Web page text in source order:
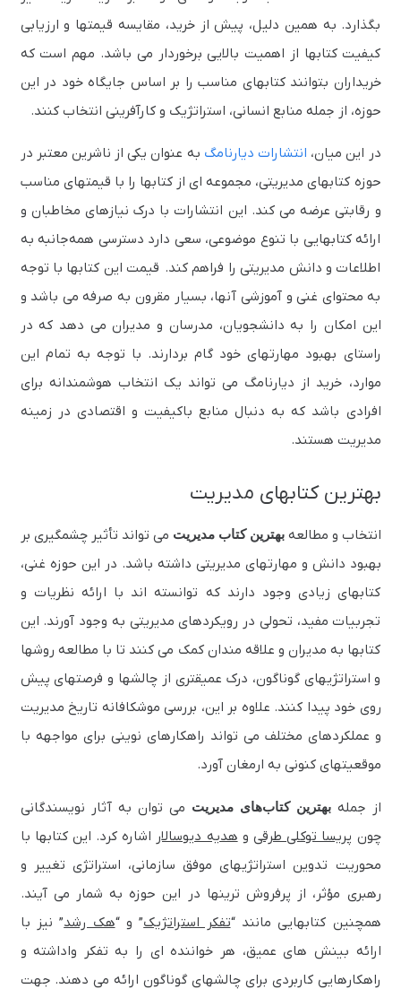
بگذارد. به همین دلیل، پیش از خرید، مقایسه قیمتها و ارزیابی
کیفیت کتابها از اهمیت بالایی برخوردار می باشد. مهم است که
خریداران بتوانند کتابهای مناسب را بر اساس جایگاه خود در این
حوزه، از جمله منابع انسانی، استراتژیک و کارآفرینی انتخاب کنند.
در این میان، انتشارات دیارنامگ به عنوان یکی از ناشرین معتبر در
حوزه کتابهای مدیریتی، مجموعه‌ ای از کتابها را با قیمتهای مناسب
و رقابتی عرضه می‌ کند. این انتشارات با درک نیازهای مخاطبان و
ارائه کتابهایی با تنوع موضوعی، سعی دارد دسترسی همه‌جانبه به
اطلاعات و دانش مدیریتی را فراهم کند. قیمت این کتابها با توجه
به محتوای غنی و آموزشی آنها، بسیار مقرون به صرفه می باشد و
این امکان را به دانشجویان، مدرسان و مدیران می‌ دهد که در
راستای بهبود مهارتهای خود گام بردارند. با توجه به تمام این
موارد، خرید از دیارنامگ می‌ تواند یک انتخاب هوشمندانه برای
افرادی باشد که به دنبال منابع باکیفیت و اقتصادی در زمینه
مدیریت هستند.
بهترین کتابهای مدیریت
انتخاب و مطالعهبهترین کتاب‌ مدیریت می‌ تواند تأثیر چشمگیری بر
بهبود دانش و مهارتهای مدیریتی داشته باشد. در این حوزه غنی،
کتابهای زیادی وجود دارند که توانسته‌ اند با ارائه نظریات و
تجربیات مفید، تحولی در رویکردهای مدیریتی به وجود آورند. این
کتابها به مدیران و علاقه‌ مندان کمک می‌ کنند تا با مطالعه روشها
و استراتژیهای گوناگون، درک عمیقتری از چالشها و فرصتهای پیش‌
روی خود پیدا کنند. علاوه بر این، بررسی موشکافانه تاریخ مدیریت
و عملکردهای مختلف می‌ تواند راهکارهای نوینی برای مواجهه با
موقعیتهای کنونی به ارمغان آورد.
از جملهبهترین کتاب‌های مدیریت می‌ توان به آثار نویسندگانی
چون پریسا توکلی طرقی و هدیه دیوسالار اشاره کرد. این کتابها با
محوریت تدوین استراتژیهای موفق سازمانی، استراتژی تغییر و
رهبری مؤثر، از پرفروش‌ ترینها در این حوزه به شمار می‌ آیند.
همچنین کتابهایی مانند “تفکر استراتژیک” و “هک رشد” نیز با
ارائه بینش‌ های عمیق، هر خواننده‌ ای را به تفکر واداشته و
راهکارهایی کاربردی برای چالشهای گوناگون ارائه می‌ دهند. جهت